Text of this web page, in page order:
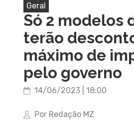
Geral
Só 2 modelos
terão
máximo de
pelo governo
14/06/2023 | 18:00
Por Redação MZ